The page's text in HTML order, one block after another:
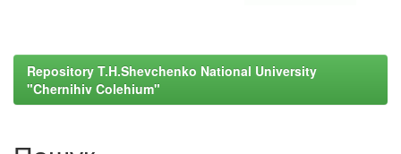
Repository T.H.Shevchenko National University
"Chernihiv Colehium"